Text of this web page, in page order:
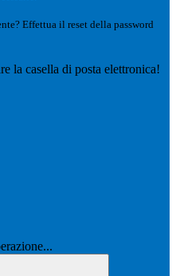
Effettua il reset della password
la casella di posta elettronica!